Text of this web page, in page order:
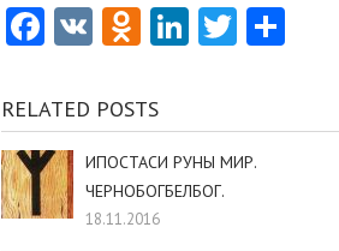
Facebook
VK LinkedIn
Twitter
RELATED POSTS
ИПОСТАСИ РУНЫ МИР.
ЧЕРНОБОГБЕЛБОГ.
18.11.2016